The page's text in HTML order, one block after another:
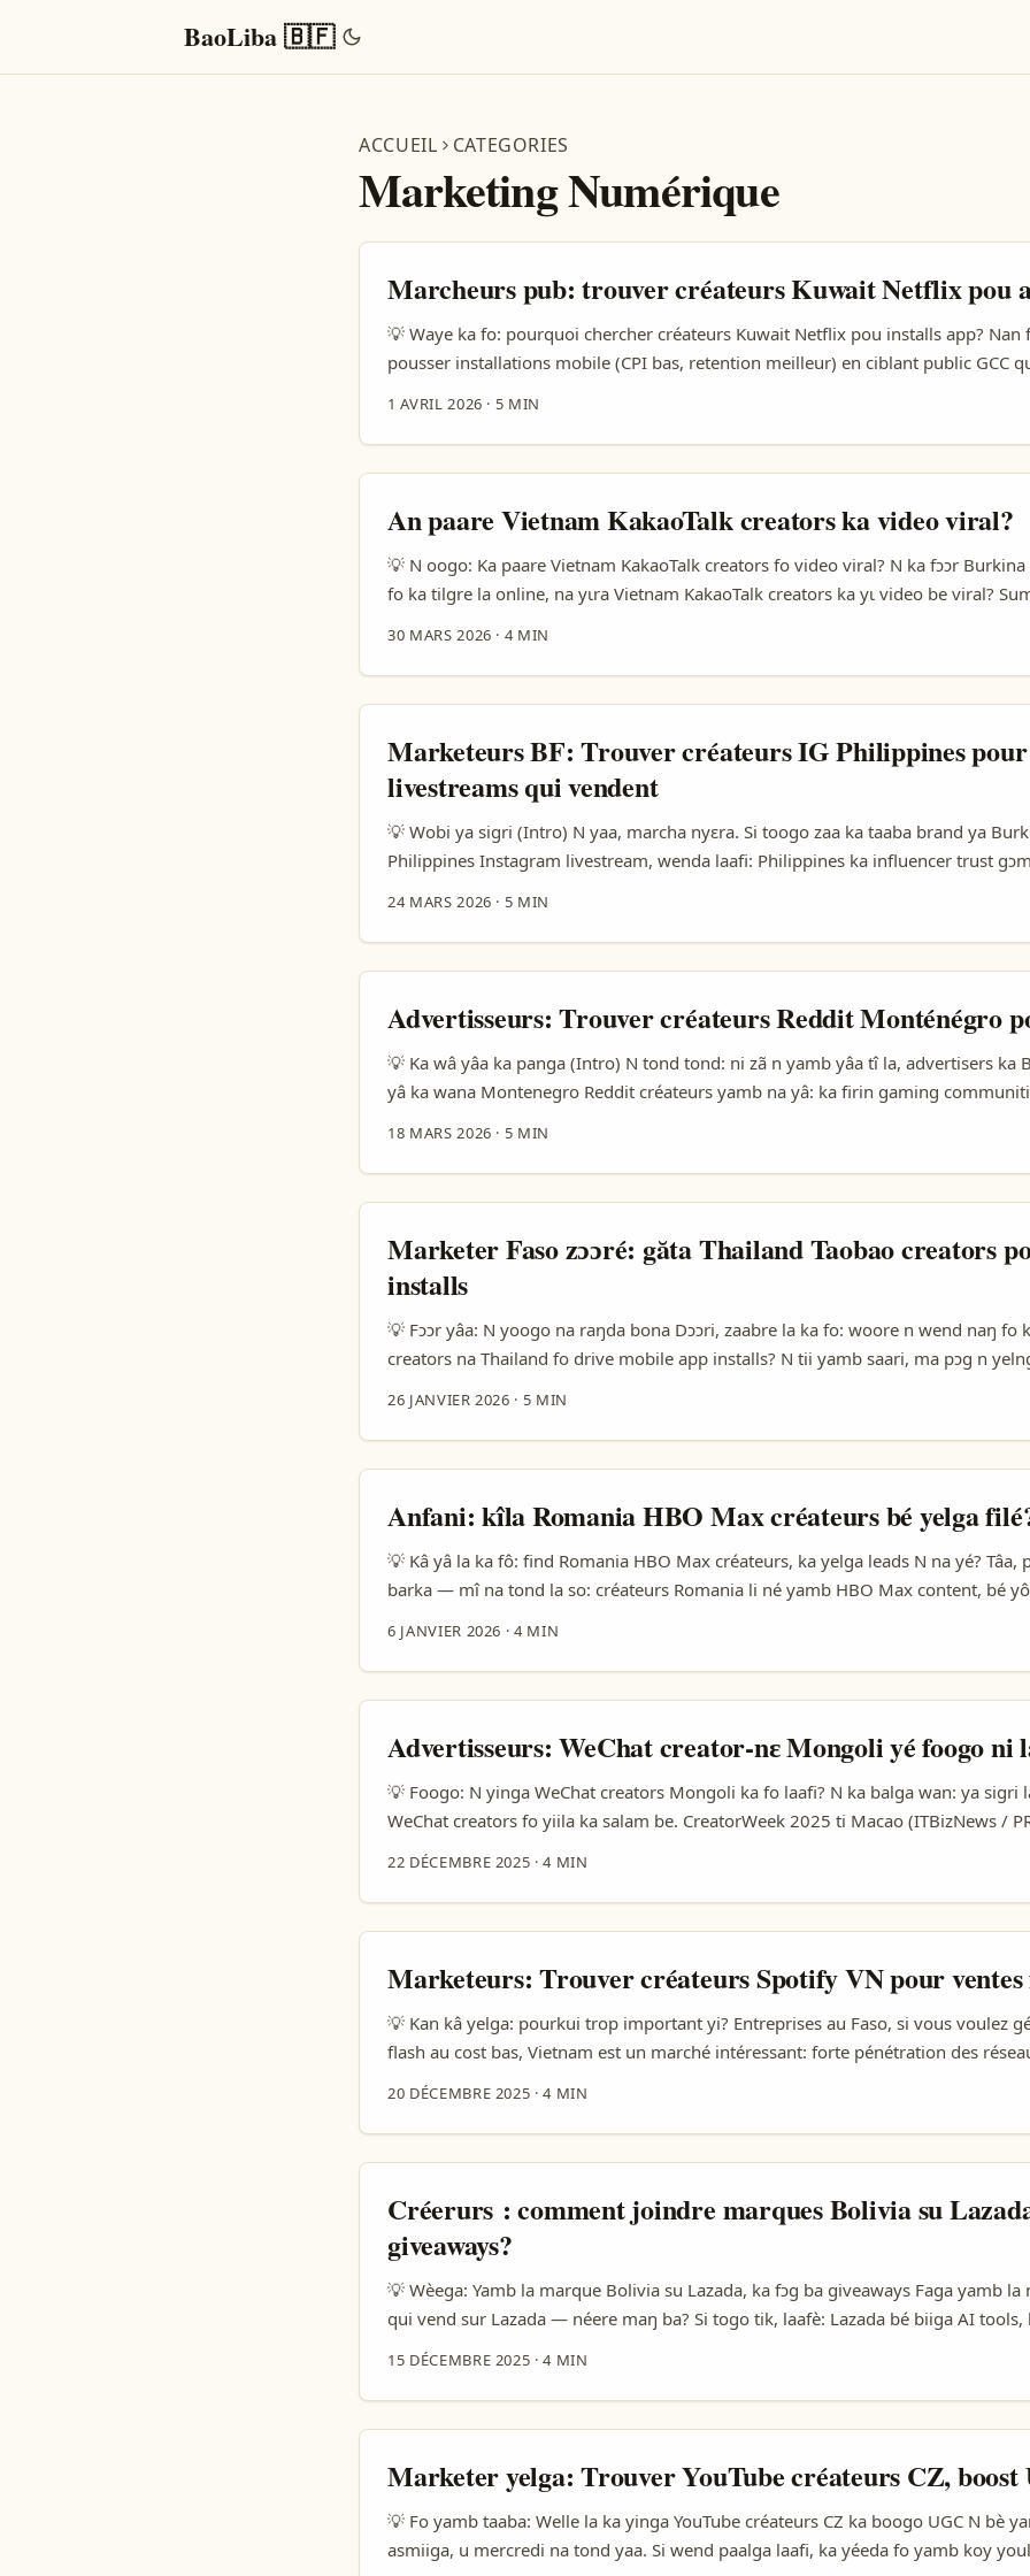
BaoLiba 🇧🇫
ACCUEIL CATEGORIES
Marketing Numérique
Marcheurs pub: trouver créateurs Kuwait Netflix pou
💡 Waye ka fo: pourquoi chercher créateurs Kuwait Netflix pou installs app? Nan
pousser installations mobile (CPI bas, retention meilleur) en ciblant public GCC
YouTube. Utilise ça. Dilemme real: tous les contenus viraux ne sont pas « vrais
une vidéo virale des frères Sahli: c’était scénarisé pour message humanitaire,
change comment tu briefes et mesures la campagne. Et n’oublie l’exemple
Bukhash (AB Talks) montre que podcasts/long-form peuvent convertir l’attention
utile si ton app a onboarding long. ...
1 AVRIL 2026 · 5 MIN
An paare Vietnam KakaoTalk creators ka video viral?
💡 N oogo: Ka paare Vietnam KakaoTalk creators fo video viral? N ka fɔɔr Burkina
fo ka tilgre la online, na yɩra Vietnam KakaoTalk creators ka yɩ video be viral?
counts show reach na potential earnings — ya fo verify n ye. Forbes na Industry
articles fo trend context (monna link la bottom). ...
30 MARS 2026 · 4 MIN
Marketeurs BF: Trouver créateurs IG Philippines pour
livestreams qui vendent
💡 Wobi ya sigri (Intro) N yaa, marcha nyɛra. Si toogo zaa ka taaba brand ya
Philippines Instagram livestream, wenda laafi: Philippines ka influencer trust
Manual search bɛ taamba; douga bè platform + tools ya. Dɛng yamb la, n tond
by-step: research, shortlist, outreach, contract, execution, measurement. ...
24 MARS 2026 · 5 MIN
Advertisseurs: Trouver créateurs Reddit Monténégro
💡 Ka wâ yâa ka panga (Intro) N tond tond: ni zã n yamb yâa tî la, advertisers ka
yâ ka wana Montenegro Reddit créateurs yamb na yâ: ka firin gaming
Europe ani Balkans. ...
18 MARS 2026 · 5 MIN
Marketer Faso zɔɔré: găta Thailand Taobao creators
installs
💡 Fɔɔr yâa: N yoogo na raŋda bona Dɔɔri, zaabre la ka fo: woore n wend naŋ fo
creators na Thailand fo drive mobile app installs? N tii yamb saari, ma pɔg n
doo, ka app installs biiga. ...
26 JANVIER 2026 · 5 MIN
Anfani: kîla Romania HBO Max créateurs bé yelga
💡 Kâ yâ la ka fô: find Romania HBO Max créateurs, ka yelga leads N na yé? Tâa,
barka — mî na tond la so: créateurs Romania li né yamb HBO Max content, bé
ni conversion tactics pratique. Di kâ la so: créatrice comme InkedDory (référence:
kâra workshop, yâ pìla protagnistés. Réalitée la: contenu seksyel souvan li
la communication quotidienne avè fans (source: référence content). M market
jeu change: Google AI overviews fo yamb visibilité (TechBullion), Gen Z
(Hackernoon). Ici n bâr tond la méthode étape-par-étape, adapté Burkina Faso
ciblâ Romania HBO Max creators pour convertir engagement en leads. ...
6 JANVIER 2026 ·4 MIN
Advertisseurs: WeChat creator-nɛ Mongoli yé foogo ni
💡 Foogo: N yinga WeChat creators Mongoli ka fo laafi? N ka balga wan: ya sigri
WeChat creators fo yiila ka salam be. CreatorWeek 2025 ti Macao (ITBizNews /
wendga yé showi: creators weltend, event kɩla ka network laafi. Fo advertisers ou
beauté naturale. ...
22 DÉCEMBRE 2025 ·4 MIN
Marketeurs: Trouver créateurs Spotify VN pour
💡 Kan kâ yelga: pourkui trop important yi? Entreprises au Faso, si vous voulez
flash au cost bas, Vietnam est un marché intéressant: forte pénétration des
prêtes à acheter en scroll. Mais faire hype via Spotify creators, cé pas juste
marques veulent ROI clair — plus full-funnel que vibes. WPP Media Việt Nam
iContent 2025) montre que 97% des annonceurs trouvent l’influencer marketing
veulent augmenter budget KOL/KOC. En pratique: attention à l’oversaturation —
se dit créateur, donc cherche micro-niches (durabilité, éducation, micro-
mieux convertir. Brand Buffet montre aussi que live commerce regionnel
qu’une stratégie cross-platform (Spotify promos + TikTok/YouTube Shorts +
Shopee/TikTok Shop) marche mieux. ...
20 DÉCEMBRE 2025 ·4 MIN
Créerurs : comment joindre marques Bolivia su
giveaways?
💡 Wèega: Yamb la marque Bolivia su Lazada, ka fɔg ba giveaways Faga yamb
qui vend sur Lazada — néere maŋ ba? Si togo tik, laafè: Lazada bé biiga AI tools,
upgrades, ni brand-focused push (ceci soti dans Lazada reference content). Kog-
centre, ou agents/distributeurs. ...
15 DÉCEMBRE 2025 ·4 MIN
Marketer yelga: Trouver YouTube créateurs CZ, boost
💡 Fo yamb taaba: Welle la ka yinga YouTube créateurs CZ ka boogo UGC N bè
asmiiga, u mercredi na tond yaa. Si wend paalga laafi, ka yéeda fo yamb koy